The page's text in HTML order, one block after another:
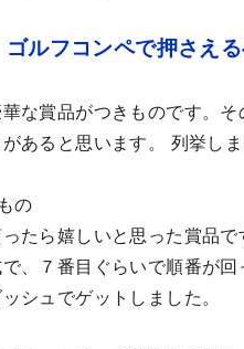
ルフコンペで押さえ
な賞品がつきものです。
あると思います。 列挙しま
の
たら嬉しいと思った賞品で
、７番目ぐらいで順番が
シュでゲットしました。